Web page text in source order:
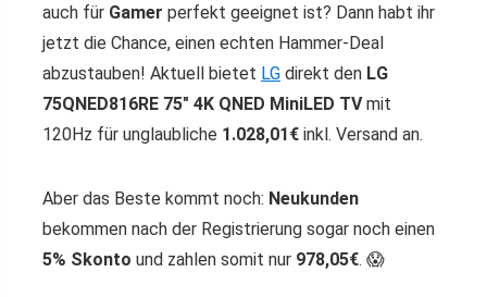
auch für Gamer perfekt geeignet ist? Dann habt ihr
jetzt die Chance, einen echten Hammer-Deal
abzustauben! Aktuell bietet LG direkt den LG
75QNED816RE 75″ 4K QNED MiniLED TVmit
120Hz für unglaubliche 1.028,01€ inkl. Versand an.
Aber das Beste kommt noch: Neukunden
bekommen nach der Registrierung sogar noch einen
5% Skonto und zahlen somit nur 978,05€. 😱